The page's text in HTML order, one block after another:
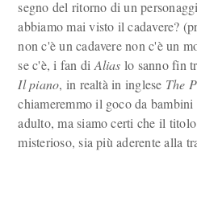
segno del ritorno di un
abbiamo mai visto il cadavere?
non c'è un cadavere non c'è un
se c'è, i fan di Alias lo sanno fin
Il piano, in realtà in inglese The
chiameremmo il goco da
adulto, ma siamo certi che il
misterioso, sia più aderente alla